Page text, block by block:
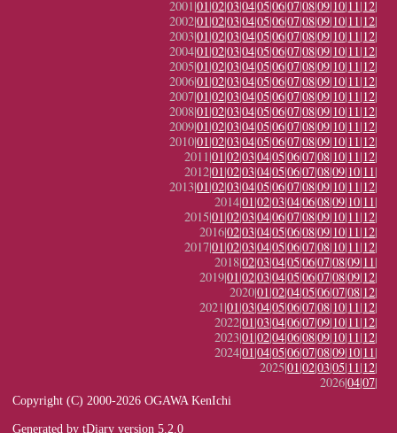
2001|01|02|03|04|05|06|07|08|09|10|11|12|
2002|01|02|03|04|05|06|07|08|09|10|11|12|
2003|01|02|03|04|05|06|07|08|09|10|11|12|
2004|01|02|03|04|05|06|07|08|09|10|11|12|
2005|01|02|03|04|05|06|07|08|09|10|11|12|
2006|01|02|03|04|05|06|07|08|09|10|11|12|
2007|01|02|03|04|05|06|07|08|09|10|11|12|
2008|01|02|03|04|05|06|07|08|09|10|11|12|
2009|01|02|03|04|05|06|07|08|09|10|11|12|
2010|01|02|03|04|05|06|07|08|09|10|11|12|
2011|01|02|03|04|05|06|07|08|10|11|12|
2012|01|02|03|04|05|06|07|08|09|10|11|
2013|01|02|03|04|05|06|07|08|09|10|11|12|
2014|01|02|03|04|06|08|09|10|11|
2015|01|02|03|04|06|07|08|09|10|11|12|
2016|02|03|04|05|06|08|09|10|11|12|
2017|01|02|03|04|05|06|07|08|10|11|12|
2018|02|03|04|05|06|07|08|09|11|
2019|01|02|03|04|05|06|07|08|09|12|
2020|01|02|04|05|06|07|08|12|
2021|01|03|04|05|06|07|08|10|11|12|
2022|01|03|04|06|07|09|10|11|12|
2023|01|02|04|06|08|09|10|11|12|
2024|01|04|05|06|07|08|09|10|11|
2025|01|02|03|05|11|12|
2026|04|07|
Copyright (C) 2000-2026 OGAWA KenIchi
Generated bytDiary version 5.2.0